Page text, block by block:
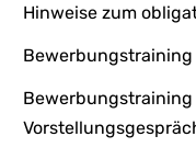
Hinweise zum
Bewerbungstraining
Bewerbungstraining